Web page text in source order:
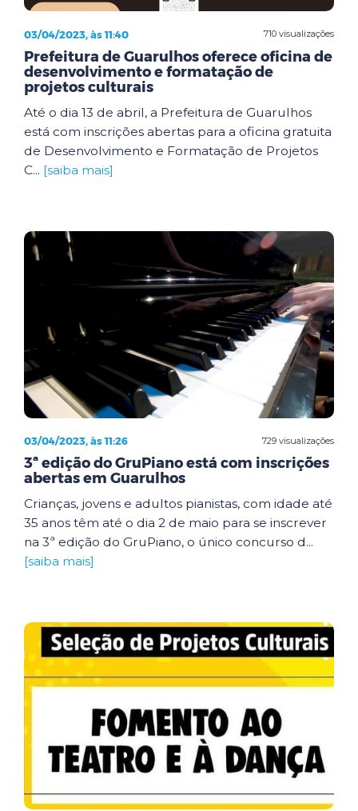
710 visualizações
03/04/2023, às 11:40
Prefeitura de Guarulhos oferece oficina de
desenvolvimento e formatação de
projetos culturais
Até o dia 13 de abril, a Prefeitura de Guarulhos
está com inscrições abertas para a oficina gratuita
de Desenvolvimento e Formatação de Projetos
C... [saiba mais]
729 visualizações
03/04/2023, às 11:26
3ª edição do GruPiano está com inscrições
abertas em Guarulhos
Crianças, jovens e adultos pianistas, com idade até
35 anos têm até o dia 2 de maio para se inscrever
na 3ª edição do GruPiano, o único concurso d...
[saiba mais]